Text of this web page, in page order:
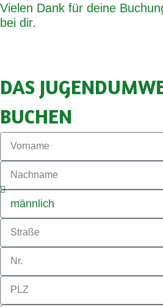
Vielen Dank für deine
bei dir.
DAS
BUCHEN